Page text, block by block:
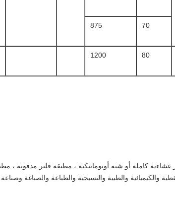
70
875
80
1200
غشاءية كاملة أو شبه أوتوماتيكية ، مطبقة فلتر مدفونة ،
والكيميائية والطبية والنسيجية والطباعة والصباغة